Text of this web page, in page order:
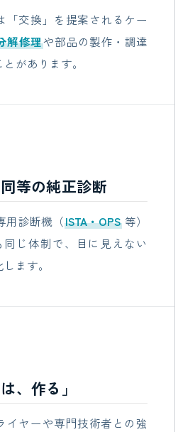
「交換」を提案されるケー
解修理や部品の製作・調達
があります。
等の純正診断
用診断機（ISTA・OPS等）
同じ体制で、目に見えない
ます。
、作る」
イヤーや専門技術者との強